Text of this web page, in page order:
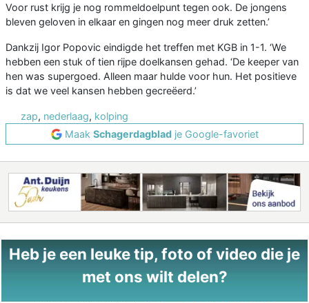
Voor rust krijg je nog rommeldoelpunt tegen ook. De jongens
bleven geloven in elkaar en gingen nog meer druk zetten.’
Dankzij Igor Popovic eindigde het treffen met KGB in 1-1. ‘We
hebben een stuk of tien rijpe doelkansen gehad. ‘De keeper van
hen was supergoed. Alleen maar hulde voor hun. Het positieve
is dat we veel kansen hebben gecreëerd.’
zap, nederlaag, kolping
Maak Schagerdagbladje Google-favoriet
Heb je een leuke tip, foto of video die je
met ons wilt delen?